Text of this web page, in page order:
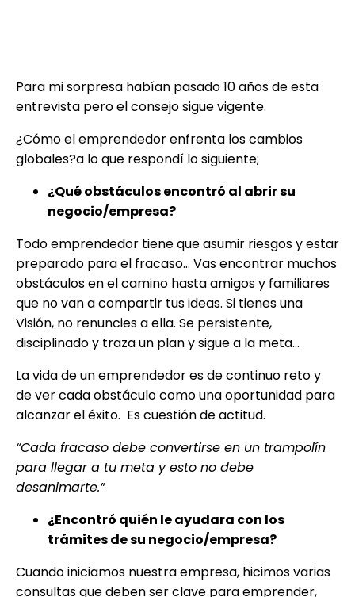
Para mi sorpresa habían pasado 10 años de esta
entrevista pero el consejo sigue vigente.
¿Cómo el emprendedor enfrenta los cambios
globales?a lo que respondí lo siguiente;
¿Qué obstáculos encontró al abrir su
negocio/empresa?
Todo emprendedor tiene que asumir riesgos y estar
preparado para el fracaso… Vas encontrar muchos
obstáculos en el camino hasta amigos y familiares
que no van a compartir tus ideas. Si tienes una
Visión, no renuncies a ella. Se persistente,
disciplinado y traza un plan y sigue a la meta…
La vida de un emprendedor es de continuo reto y
de ver cada obstáculo como una oportunidad para
alcanzar el éxito. Es cuestión de actitud.
“Cada fracaso debe convertirse en un trampolín
para llegar a tu meta y esto no debe
desanimarte.”
¿Encontró quién le ayudara con los
trámites de su negocio/empresa?
Cuando iniciamos nuestra empresa, hicimos varias
consultas que deben ser clave para emprender,